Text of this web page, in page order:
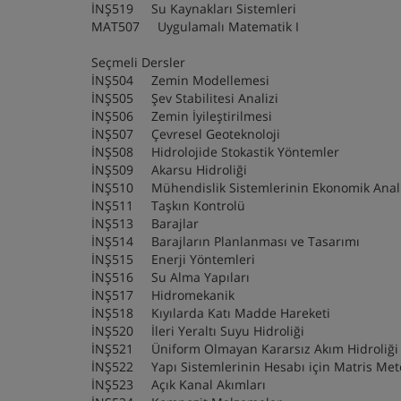
İNŞ519 Su Kaynakları Sistemleri
MAT507 Uygulamalı Matematik I
Seçmeli Dersler
İNŞ504 Zemin Modellemesi
İNŞ505 Şev Stabilitesi Analizi
İNŞ506 Zemin İyileştirilmesi
İNŞ507 Çevresel Geoteknoloji
İNŞ508 Hidrolojide Stokastik Yöntemler
İNŞ509 Akarsu Hidroliği
İNŞ510 Mühendislik Sistemlerinin Ekonomik
İNŞ511 Taşkın Kontrolü
İNŞ513 Barajlar
İNŞ514 Barajların Planlanması ve Tasarımı
İNŞ515 Enerji Yöntemleri
İNŞ516 Su Alma Yapıları
İNŞ517 Hidromekanik
İNŞ518 Kıyılarda Katı Madde Hareketi
İNŞ520 İleri Yeraltı Suyu Hidroliği
İNŞ521 Üniform Olmayan Kararsız Akım
İNŞ522 Yapı Sistemlerinin Hesabı için Matris
İNŞ523 Açık Kanal Akımları